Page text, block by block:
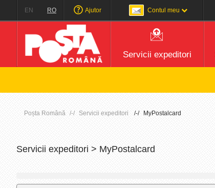
EN RO Ajutor Contul meu
Servicii expeditori
Poșta Română Servicii expeditori MyPostalcard
Servicii expeditori > MyPostalcard